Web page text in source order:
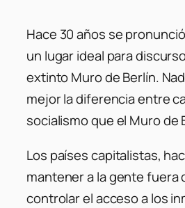
Hace 30 años se
un lugar ideal para
extinto Muro de Berlín.
mejor la diferencia entre
socialismo que el Muro de
Los países capitalistas,
mantener a la gente fuera
controlar el acceso a los